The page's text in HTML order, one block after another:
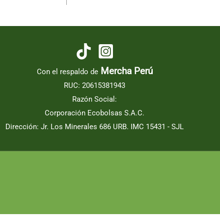
Con el respaldo de Mercha Perú
RUC: 20615381943
Razón Social:
Corporación Ecobolsas S.A.C.
Dirección: Jr. Los Minerales 686 URB. IMC 15431 - SJL